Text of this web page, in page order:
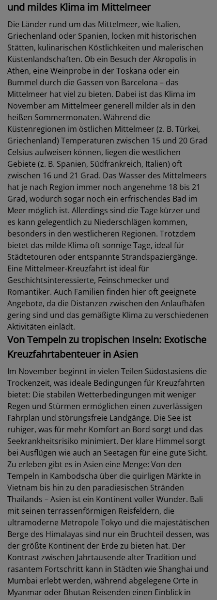
und mildes Klima im Mittelmeer
Die Länder rund um das Mittelmeer, wie Italien,
Griechenland oder Spanien, locken mit historischen
Stätten, kulinarischen Köstlichkeiten und malerischen
Küstenlandschaften. Ob ein Besuch der Akropolis in
Athen, eine Weinprobe in der Toskana oder ein
Bummel durch die Gassen von Barcelona – das
Mittelmeer hat viel zu bieten. Dabei ist das Klima im
November am Mittelmeer generell milder als in den
heißen Sommermonaten. Während die
Küstenregionen im östlichen Mittelmeer (z. B. Türkei,
Griechenland) Temperaturen zwischen 15 und 20 Grad
Celsius aufweisen können, liegen die westlichen
Gebiete (z. B. Spanien, Südfrankreich, Italien) oft
zwischen 16 und 21 Grad. Das Wasser des Mittelmeers
hat je nach Region immer noch angenehme 18 bis 21
Grad, wodurch sogar noch ein erfrischendes Bad im
Meer möglich ist. Allerdings sind die Tage kürzer und
es kann gelegentlich zu Niederschlägen kommen,
besonders in den westlicheren Regionen. Trotzdem
bietet das milde Klima oft sonnige Tage, ideal für
Städtetouren oder entspannte Strandspaziergänge.
Eine Mittelmeer-Kreuzfahrt ist ideal für
Geschichtsinteressierte, Feinschmecker und
Romantiker. Auch Familien finden hier oft geeignete
Angebote, da die Distanzen zwischen den Anlaufhäfen
gering sind und das gemäßigte Klima zu verschiedenen
Aktivitäten einlädt.
Von Tempeln zu tropischen Inseln: Exotische
Kreuzfahrtabenteuer in Asien
Im November beginnt in vielen Teilen Südostasiens die
Trockenzeit, was ideale Bedingungen für Kreuzfahrten
bietet: Die stabilen Wetterbedingungen mit weniger
Regen und Stürmen ermöglichen einen zuverlässigen
Fahrplan und störungsfreie Landgänge. Die See ist
ruhiger, was für mehr Komfort an Bord sorgt und das
Seekrankheitsrisiko minimiert. Der klare Himmel sorgt
bei Ausflügen wie auch an Seetagen für eine gute Sicht.
Zu erleben gibt es in Asien eine Menge: Von den
Tempeln in Kambodscha über die quirligen Märkte in
Vietnam bis hin zu den paradiesischen Stränden
Thailands – Asien ist ein Kontinent voller Wunder. Bali
mit seinen terrassenförmigen Reisfeldern, die
ultramoderne Metropole Tokyo und die majestätischen
Berge des Himalayas sind nur ein Bruchteil dessen, was
der größte Kontinent der Erde zu bieten hat. Der
Kontrast zwischen Jahrtausende alter Tradition und
rasantem Fortschritt kann in Städten wie Shanghai und
Mumbai erlebt werden, während abgelegene Orte in
Myanmar oder Bhutan Reisenden einen Einblick in